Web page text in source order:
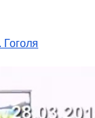
Гоголя